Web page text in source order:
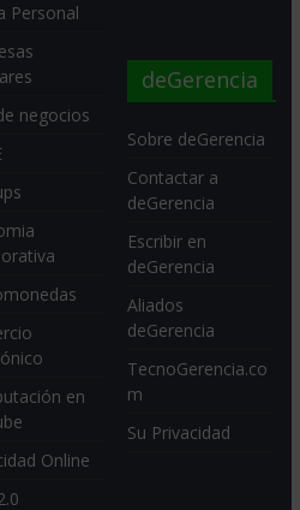
Personal
negocios
en
Online
deGerencia
Sobre deGerencia
Contactar a
deGerencia
Escribir en
deGerencia
Aliados
deGerencia
TecnoGerencia.co
m
Su Privacidad